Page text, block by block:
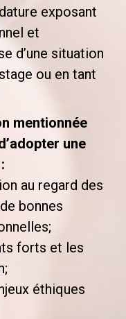
exposant
et
d’une situation
ou en tant
mentionnée
une
au regard des
bonnes
forts et les
éthiques